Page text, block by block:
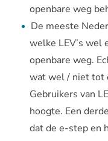
openbare weg
De meeste
welke LEV’s wel
openbare weg.
wat wel / niet tot
Gebruikers van
hoogte. Een
dat de e-step en